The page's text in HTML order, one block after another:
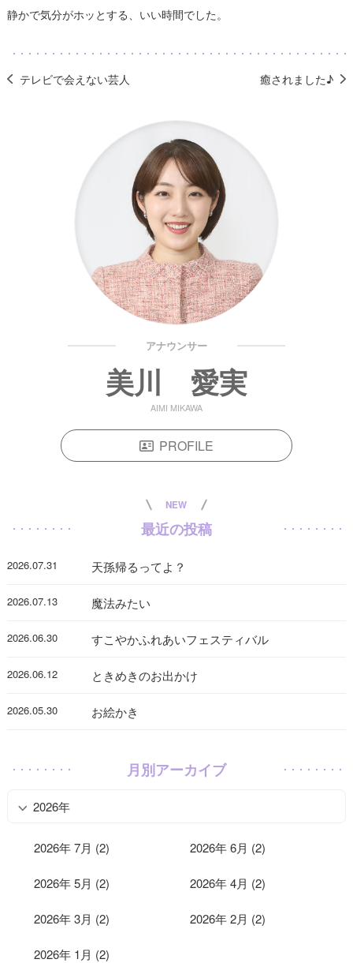
静かで気分がホッとする、いい時間でした。
テレビで会えない芸人 癒されました♪
アナウンサー
美川 愛実
AIMI MIKAWA
PROFILE
NEW
最近の投稿
2026.07.31 天孫帰るってよ？
2026.07.13 魔法みたい
2026.06.30 すこやかふれあいフェスティバル
2026.06.12 ときめきのお出かけ
2026.05.30 お絵かき
月別アーカイブ
2026年
2026年 7月 (2) 2026年 6月 (2)
2026年 5月 (2) 2026年 4月 (2)
2026年 3月 (2) 2026年 2月 (2)
2026年 1月 (2)